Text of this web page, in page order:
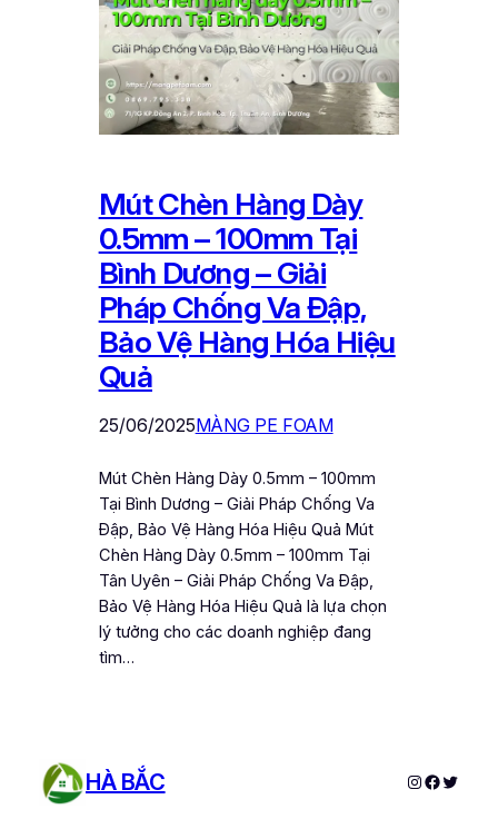
Mút Chèn Hàng Dày
0.5mm – 100mm Tại
Bình Dương – Giải
Pháp Chống Va Đập,
Bảo Vệ Hàng Hóa Hiệu
Quả
25/06/2025MÀNG PE FOAM
Mút Chèn Hàng Dày 0.5mm – 100mm
Tại Bình Dương – Giải Pháp Chống Va
Đập, Bảo Vệ Hàng Hóa Hiệu Quả Mút
Chèn Hàng Dày 0.5mm – 100mm Tại
Tân Uyên – Giải Pháp Chống Va Đập,
Bảo Vệ Hàng Hóa Hiệu Quả là lựa chọn
lý tưởng cho các doanh nghiệp đang
tìm…
HÀ BẮC Instagram
Twitter